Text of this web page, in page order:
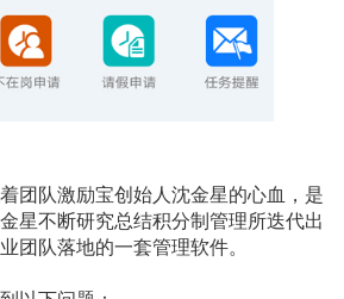
团队激励宝创始人沈金星的心血，是
星不断研究总结积分制管理所迭代出
团队落地的一套管理软件。